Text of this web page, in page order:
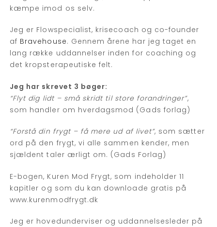
kæmpe imod os selv.
Jeg er Flowspecialist, krisecoach og co-founder
af Bravehouse. Gennem årene har jeg taget en
lang række uddannelser inden for coaching og
det kropsterapeutiske felt.
Jeg har skrevet 3 bøger:
“Flyt dig lidt – små skridt til store forandringer”,
som handler om hverdagsmod (Gads forlag)
“Forstå din frygt – få mere ud af livet”, som sætter
ord på den frygt, vi alle sammen kender, men
sjældent taler ærligt om. (Gads Forlag)
E-bogen, Kuren Mod Frygt, som indeholder 11
kapitler og som du kan downloade gratis på
www.kurenmodfrygt.dk
Jeg er hovedunderviser og uddannelsesleder på